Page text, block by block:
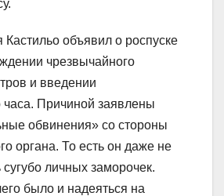
Кастильо объявил о роспуске
чрезвычайного
и введении
часа. Причиной заявлены
обвинения» со стороны
органа. То есть он даже не
личных заморочек.
было и надеяться на